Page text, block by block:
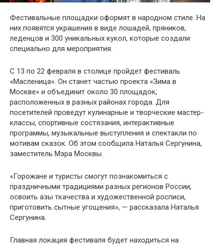
Фестивальные площадки оформят в народном стиле. На
них появятся украшения в виде лошадей, пряников,
леденцов и 300 уникальных кукол, которые создали
специально для мероприятия.
С 13 по 22 февраля в столице пройдет фестиваль
«Масленица». Он станет частью проекта «Зима в
Москве» и объединит около 30 площадок,
расположенных в разных районах города. Для
посетителей проведут кулинарные и творческие мастер-
классы, спортивные состязания, интерактивные
программы, музыкальные выступления и спектакли по
мотивам сказок. Об этом сообщила Наталья Сергунина,
заместитель Мэра Москвы.
«Горожане и туристы смогут познакомиться с
праздничными традициями разных регионов России,
освоить азы ткачества и художественной росписи,
приготовить сытные угощения», — рассказала Наталья
Сергунина.
Главная локация фестиваля будет находиться на